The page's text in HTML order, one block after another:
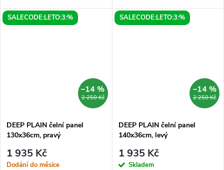
SALECODE:LETO:3:%
2 250 Kč
–14 %
DEEP PLAIN čelní panel
130x36cm, pravý
1 935 Kč
Dodání do měsíce
SALECODE:LETO:3:%
2 250 Kč
–14 %
DEEP PLAIN čelní panel
140x36cm, levý
1 935 Kč
Skladem